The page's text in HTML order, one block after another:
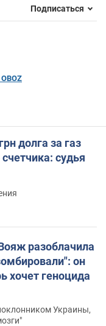
Подписаться
долга за газ
судья
разоблачила
он
хочет геноцида
Украины,